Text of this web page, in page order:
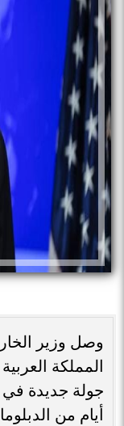
وصل وزير
المملكة
أيام من